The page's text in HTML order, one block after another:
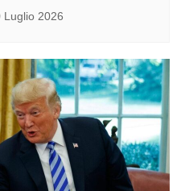
Luglio 2026